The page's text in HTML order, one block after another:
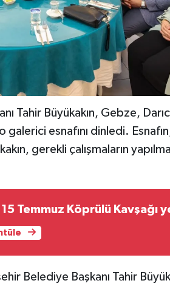
Tahir Büyükakın, Gebze,
esnafını dinledi.
gerekli çalışmaların
Temmuz Köprülü Kavşağı
Belediye Başkanı Tahir